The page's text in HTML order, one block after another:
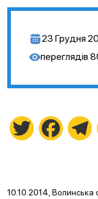
23 Грудня
переглядів
Twitter
10.10.2014, Волинська